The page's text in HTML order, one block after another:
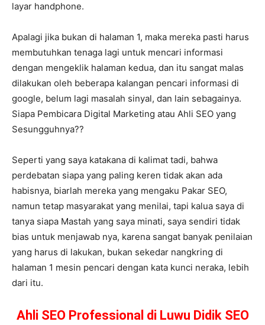
layar handphone.
Apalagi jika bukan di halaman 1, maka mereka pasti harus
membutuhkan tenaga lagi untuk mencari informasi
dengan mengeklik halaman kedua, dan itu sangat malas
dilakukan oleh beberapa kalangan pencari informasi di
google, belum lagi masalah sinyal, dan lain sebagainya.
Siapa Pembicara Digital Marketing atau Ahli SEO yang
Sesungguhnya??
Seperti yang saya katakana di kalimat tadi, bahwa
perdebatan siapa yang paling keren tidak akan ada
habisnya, biarlah mereka yang mengaku Pakar SEO,
namun tetap masyarakat yang menilai, tapi kalua saya di
tanya siapa Mastah yang saya minati, saya sendiri tidak
bias untuk menjawab nya, karena sangat banyak penilaian
yang harus di lakukan, bukan sekedar nangkring di
halaman 1 mesin pencari dengan kata kunci neraka, lebih
dari itu.
Ahli SEO Professional di Luwu Didik SEO